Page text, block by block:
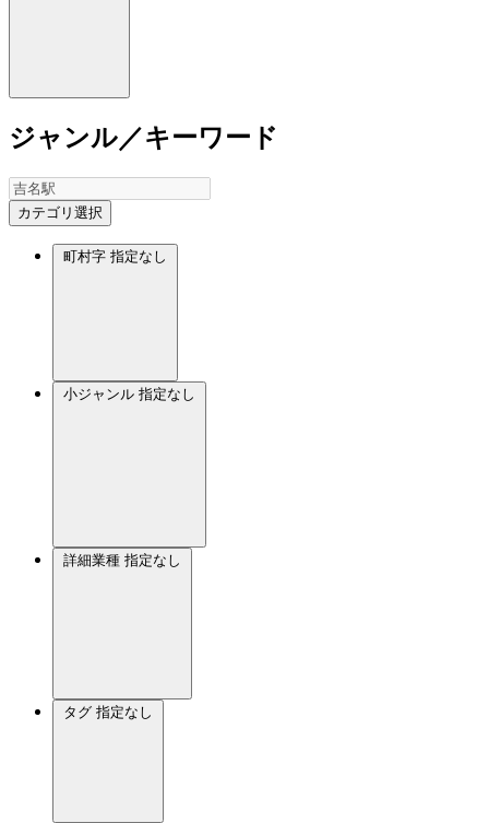
ジャンル／キーワード
カテゴリ選択
町村字 指定なし
小ジャンル 指定なし
詳細業種 指定なし
タグ 指定なし